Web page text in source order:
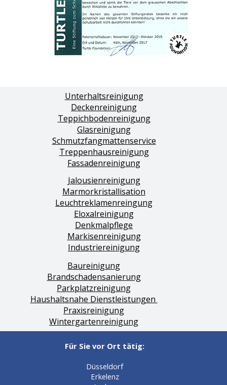
Unterhaltsreinigung
Deckenreinigung
Teppichbodenreinigung
Glasreinigung
Schmutzfangmattenservice
Treppenhausreinigung
Fassadenreinigung
Jalousienreinigung
Marmorkristallisation
Leuchtreklamenreingung
Eloxalreinigung
Denkmalpflege
Markisenreinigung
Industriereinigung
Baureinigung
Brandschadensanierung
Parkplatzreinigung
Haushaltsnahe Dienstleistungen
Praxisreinigung
Wintergartenreinigung
Für Sie vor Ort tätig:
Düsseldorf
Erkelenz